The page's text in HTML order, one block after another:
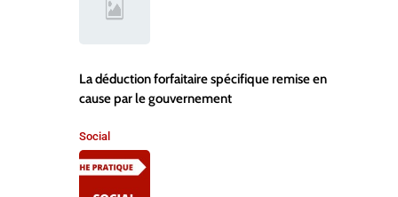
La déduction forfaitaire spécifique remise en
cause par le gouvernement
Social